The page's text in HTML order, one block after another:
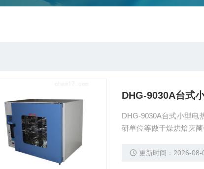
DHG-9030A台式
DHG-9030A台式小型电
研单位等做干燥烘焙灭菌
更新时间：2026-08-